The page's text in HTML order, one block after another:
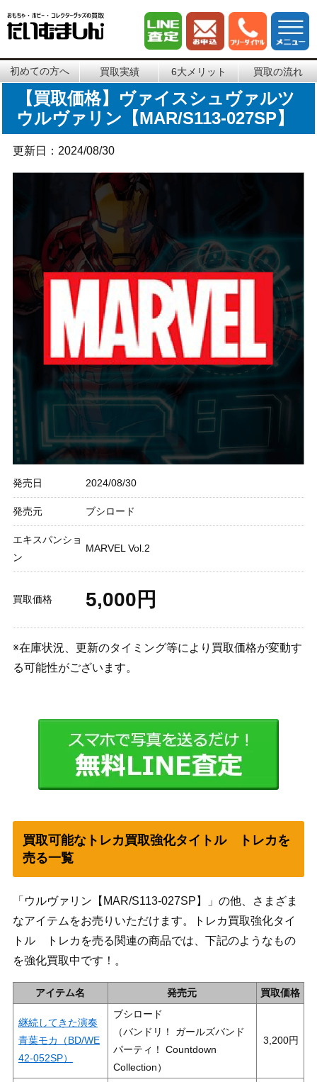
初めての方へ 買取実績 6大メリット 買取の流れ
【買取価格】ヴァイスシュヴァルツ
ウルヴァリン【MAR/S113-027SP】
更新日：2024/08/30
発売日 2024/08/30
発売元 ブシロード
エキスパンショ
ン
MARVEL Vol.2
買取価格 5,000円
※在庫状況、更新のタイミング等により買取価格が変動す
る可能性がございます。
買取可能なトレカ買取強化タイトル トレカを
売る一覧
「ウルヴァリン【MAR/S113-027SP】」の他、さまざま
なアイテムをお売りいただけます。トレカ買取強化タイ
トル トレカを売る関連の商品では、下記のようなもの
を強化買取中です！。
アイテム名 発売元 買取価格
継続してきた演奏
青葉モカ（BD/WE
42-052SP）
ブシロード
（バンドリ！ ガールズバンド
パーティ！ Countdown
Collection）
3,200